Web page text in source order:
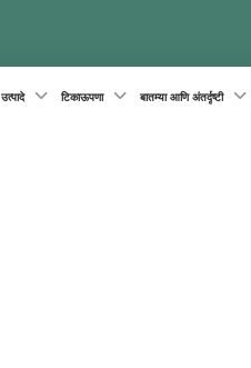
उत्पादे टिकाऊपणा बातम्या आणि अंतर्दृष्टी